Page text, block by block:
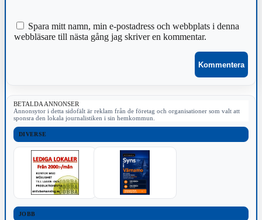
Spara mitt namn, min e-postadress och webbplats i denna
webbläsare till nästa gång jag skriver en kommentar.
BETALDA ANNONSER
Annonsytor i detta sidofält är reklam från de företag och organisationer som valt att
sponsra den lokala journalistiken i sin hemkommun.
DIVERSE
JOBB